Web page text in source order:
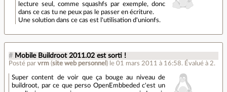
lecture seul, comme squashfs par exemple, donc
dans ce cas tu ne peux pas le passer en écriture.
Une solution dans ce cas est l'utilisation d'unionfs.
# Mobile Buildroot 2011.02 est sorti !
Posté par vrm (site web personnel ) le 01 mars 2011 à 16:58. Évalué à 2.
Super content de voir que ça bouge au niveau de
buildroot, par ce que perso OpenEmbbeded c'est un